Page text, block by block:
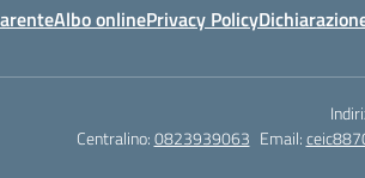
Albo onlinePrivacy Policy
Centralino:0823939063 Email: